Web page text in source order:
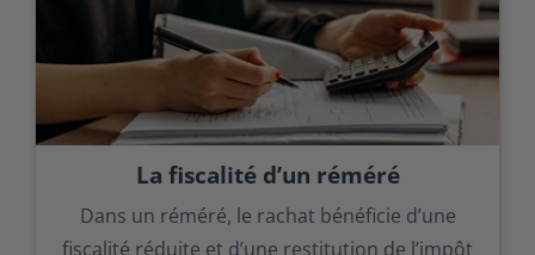
La fiscalité d’un réméré
Dans un réméré, le rachat bénéficie d’une
fiscalité réduite et d’une restitution de l’impôt